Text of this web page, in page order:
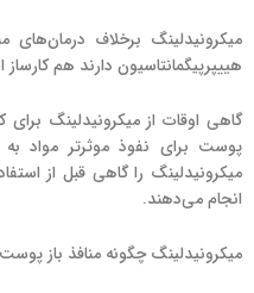
میکرونیدلینگ برخلاف درمان‌های
هییپرپیگمانتاسیون دارند هم
گاهی اوقات از میکرونیدلینگ
پوست برای نفوذ موثرتر مواد
میکرونیدلینگ را گاهی قبل از
انجام می‌دهند.
میکرونیدلینگ چگونه منافذ باز